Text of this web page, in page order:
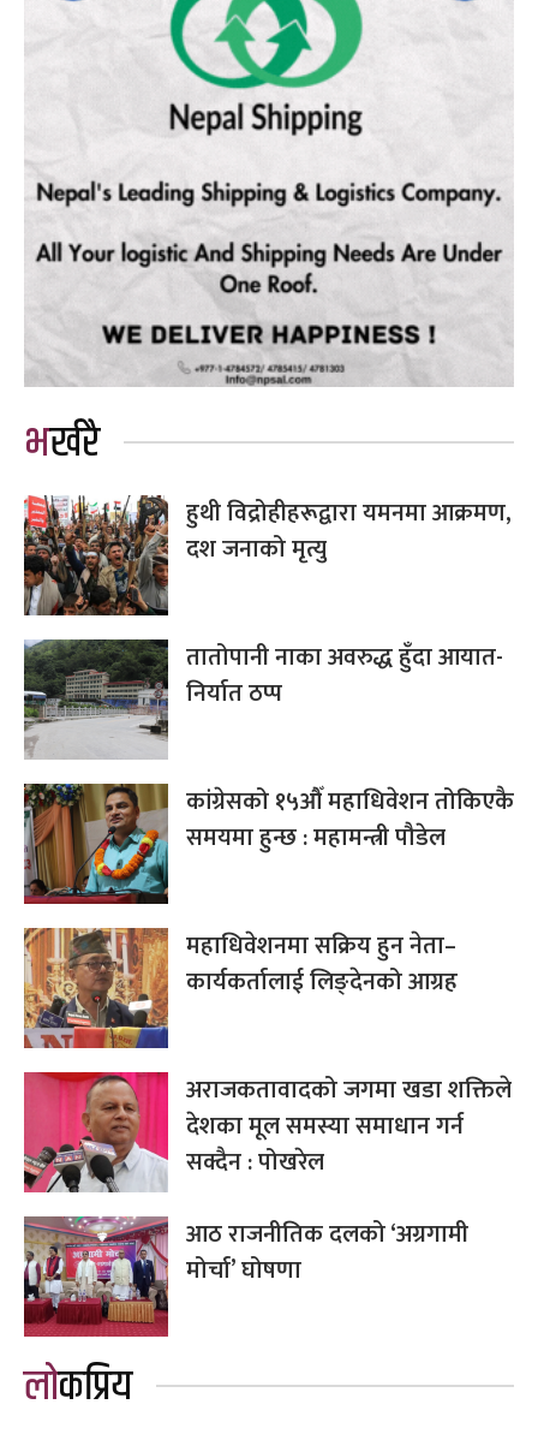
भर्खरै
हुथी विद्रोहीहरूद्वारा यमनमा आक्रमण,
दश जनाको मृत्यु
तातोपानी नाका अवरुद्ध हुँदा आयात-
निर्यात ठप्प
कांग्रेसको १५औँ महाधिवेशन तोकिएकै
समयमा हुन्छ : महामन्त्री पौडेल
महाधिवेशनमा सक्रिय हुन नेता–
कार्यकर्तालाई लिङ्देनको आग्रह
अराजकतावादको जगमा खडा शक्तिले
देशका मूल समस्या समाधान गर्न
सक्दैन : पोखरेल
आठ राजनीतिक दलको ‘अग्रगामी
मोर्चा’ घोषणा
लोकप्रिय